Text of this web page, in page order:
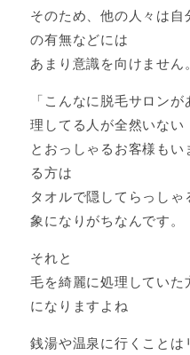
そのため、他の人々は
の有無などには
あまり意識を向けません。
「こんなに脱毛サロン
理してる人が全然いない
とおっしゃるお客様も
る方は
タオルで隠してらっし
象になりがちなんです。
それと
毛を綺麗に処理してい
になりますよね
銭湯や温泉に行くことは